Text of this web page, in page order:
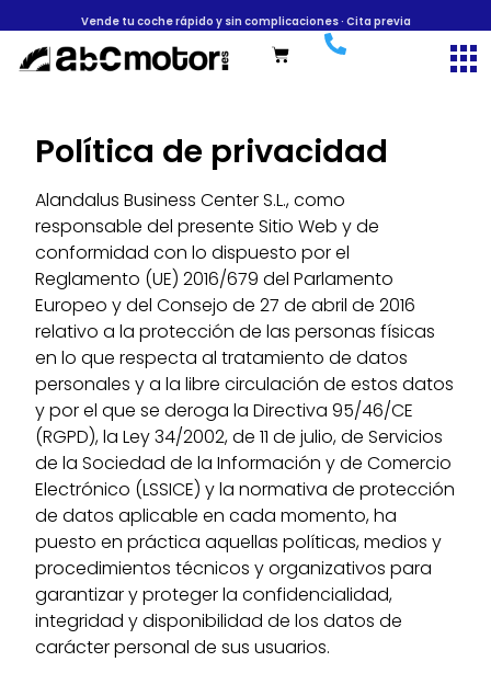
Coches premium · Revisa tu próximo coche en abcmotor.es
Vende tu coche rápido y sin complicaciones · Cita previa
Financiación rápida y a medida
Coches premium · Revisa tu próximo coche en abcmotor.es
Vende tu coche rápido y sin complicaciones · Cita previa
Financiación rápida y a medida
Coches premium · Revisa tu próximo coche en abcmotor.es
Vende tu coche rápido y sin complicaciones · Cita previa
Financiación rápida y a medida
Política de privacidad
Alandalus Business Center S.L., como
responsable del presente Sitio Web y de
conformidad con lo dispuesto por el
Reglamento (UE) 2016/679 del Parlamento
Europeo y del Consejo de 27 de abril de 2016
relativo a la protección de las personas físicas
en lo que respecta al tratamiento de datos
personales y a la libre circulación de estos datos
y por el que se deroga la Directiva 95/46/CE
(RGPD), la Ley 34/2002, de 11 de julio, de Servicios
de la Sociedad de la Información y de Comercio
Electrónico (LSSICE) y la normativa de protección
de datos aplicable en cada momento, ha
puesto en práctica aquellas políticas, medios y
procedimientos técnicos y organizativos para
garantizar y proteger la confidencialidad,
integridad y disponibilidad de los datos de
carácter personal de sus usuarios.